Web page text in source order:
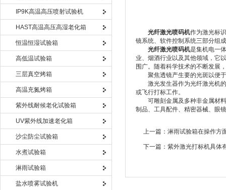
IP9K高温高压喷射试验机
HAST高温高压高湿老化箱
恒温恒湿试验箱
高低温试验箱
三层真空烤箱
高温充氮烤箱
紫外线耐候老化试验箱
UV紫外线加速老化箱
沙尘防尘试验箱
水煮试验箱
淋雨试验箱
盐水喷雾试验机
光纤激光喷码机作为激光标
镜系统、软件控制系统三部分组
光纤激光喷码机是集机电一
业、烟酒行业以及其他领域，它
围广。随着科学技术的不断发展
聚焦透镜产生要的光斑以便于
激光发生器作为光纤激光机的
或飞行打标工作。
可雕刻金属及多种非金属材料
制品、工具配件、精密器械、眼
上一篇： 淋雨试验箱在操作方
下一篇： 紫外激光打标机具体